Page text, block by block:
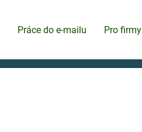
Práce do e-mailu Pro firmy